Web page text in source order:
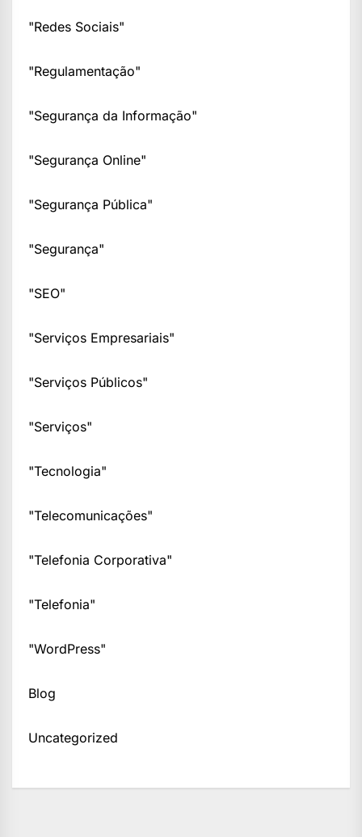
"Redes Sociais"
"Regulamentação"
"Segurança da Informação"
"Segurança Online"
"Segurança Pública"
"Segurança"
"SEO"
"Serviços Empresariais"
"Serviços Públicos"
"Serviços"
"Tecnologia"
"Telecomunicações"
"Telefonia Corporativa"
"Telefonia"
"WordPress"
Blog
Uncategorized